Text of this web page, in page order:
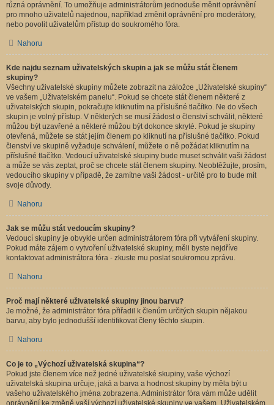
různá oprávnění. To umožňuje administrátorům jednoduše měnit oprávnění
pro mnoho uživatelů najednou, například změnit oprávnění pro moderátory,
nebo povolit uživatelům přístup do soukromého fóra.
Nahoru
Kde najdu seznam uživatelských skupin a jak se můžu stát členem
skupiny?
Všechny uživatelské skupiny můžete zobrazit na záložce „Uživatelské skupiny“
ve vašem „Uživatelském panelu“. Pokud se chcete stát členem některé z
uživatelských skupin, pokračujte kliknutím na příslušné tlačítko. Ne do všech
skupin je volný přístup. V některých se musí žádost o členství schválit, některé
můžou být uzavřené a některé můžou být dokonce skryté. Pokud je skupiny
otevřená, můžete se stát jejím členem po kliknutí na příslušné tlačítko. Pokud
členství ve skupině vyžaduje schválení, můžete o ně požádat kliknutím na
příslušné tlačítko. Vedoucí uživatelské skupiny bude muset schválit vaši žádost
a může se vás zeptat, proč se chcete stát členem skupiny. Neobtěžujte, prosím,
vedoucího skupiny v případě, že zamítne vaši žádost - určitě pro to bude mít
svoje důvody.
Nahoru
Jak se můžu stát vedoucím skupiny?
Vedoucí skupiny je obvykle určen administrátorem fóra při vytváření skupiny.
Pokud máte zájem o vytvoření uživatelské skupiny, měli byste nejdříve
kontaktovat administrátora fóra - zkuste mu poslat soukromou zprávu.
Nahoru
Proč mají některé uživatelské skupiny jinou barvu?
Je možné, že administrátor fóra přiřadil k členům určitých skupin nějakou
barvu, aby bylo jednodušší identifikovat členy těchto skupin.
Nahoru
Co je to „Výchozí uživatelská skupina“?
Pokud jste členem více než jedné uživatelské skupiny, vaše výchozí
uživatelská skupina určuje, jaká a barva a hodnost skupiny by měla být u
vašeho uživatelského jména zobrazena. Administrátor fóra vám může udělit
oprávnění ke změně vaší výchozí uživatelské skupiny ve vašem „Uživatelském